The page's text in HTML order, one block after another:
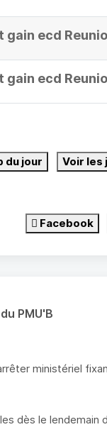
gain ecd
gain ecd
du jour
Voir les
Facebook
PMU'B
ministériel
dès le lendemain